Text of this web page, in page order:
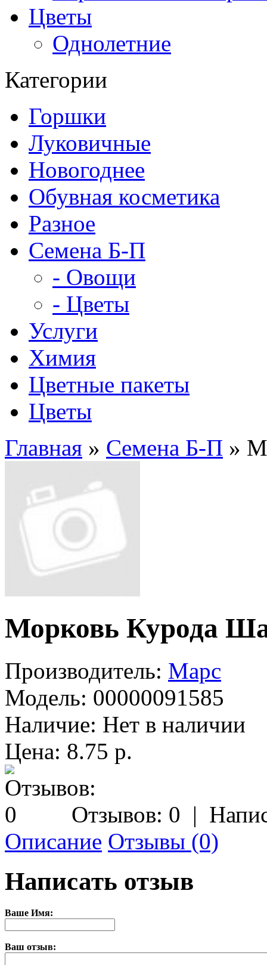
Цветы
Однолетние
Категории
Горшки
Луковичные
Новогоднее
Обувная косметика
Разное
Семена Б-П
- Овощи
- Цветы
Услуги
Химия
Цветные пакеты
Цветы
Главная » Семена Б-П »
Морковь Курода
Производитель: Марс
Модель: 00000091585
Наличие: Нет в наличии
Цена: 8.75 р.
Отзывов: 0 |
Описание Отзывы (0)
Написать отзыв
Ваше Имя:
Ваш отзыв: